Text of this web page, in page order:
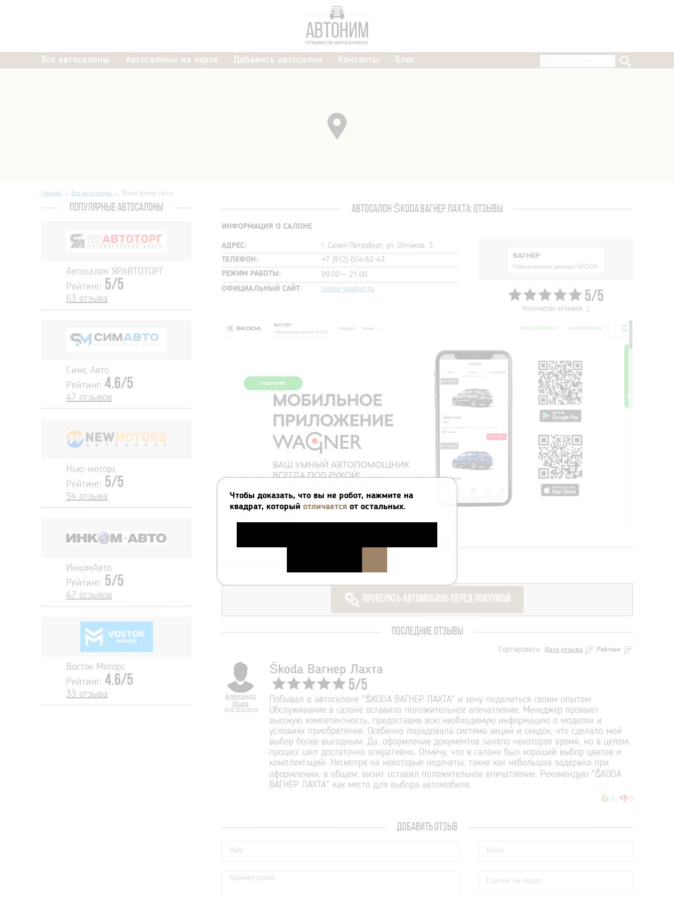
Все автосалоны Автосалоны на карте Добавить автосалон Контакты Блог
Главная Все автосалоны Škoda Вагнер Лахта
ПОПУЛЯРНЫЕ АВТОСАЛОНЫ
Автосалон ЯРАВТОТОРГ
Рейтинг: 5/5
63 отзыва
Симс Авто
Рейтинг: 4.6/5
47 отзывов
Нью-моторс
Рейтинг: 5/5
94 отзыва
ИнкомАвто
Рейтинг: 5/5
47 отзывов
Восток Моторс
Рейтинг: 4.6/5
33 отзыва
АВТОСАЛОН ŠKODA ВАГНЕР ЛАХТА: ОТЗЫВЫ
ИНФОРМАЦИЯ О САЛОНЕ
АДРЕС:
г. Санкт-Петербург, ул. Оптиков, 3
ТЕЛЕФОН:
+7 (812) 604-62-43
РЕЖИМ РАБОТЫ:
09:00 – 21:00
ОФИЦИАЛЬНЫЙ САЙТ:
skoda-wagner.ru 5/5
Количество отзывов: 1
О КОМПАНИИ
ПРОВЕРИТЬ АВТОМОБИЛЬ ПЕРЕД ПОКУПКОЙ
ПОСЛЕДНИЕ ОТЗЫВЫ
Сортировать: Дата отзыва Рейтинг
Александр
Исаев
15.06.2020 00:28
Škoda Вагнер Лахта
5/5
Побывал в автосалоне "ŠKODA ВАГНЕР ЛАХТА" и хочу поделиться своим опытом.
Обслуживание в салоне оставило положительное впечатление. Менеджер проявил
высокую компетентность, предоставив всю необходимую информацию о моделях и
условиях приобретения. Особенно порадовала система акций и скидок, что сделало мой
выбор более выгодным. Да, оформление документов заняло некоторое время, но в целом,
процесс шел достаточно оперативно. Отмечу, что в салоне был хороший выбор цветов и
комплектаций. Несмотря на некоторые недочеты, такие как небольшая задержка при
оформлении, в общем, визит оставил положительное впечатление. Рекомендую "ŠKODA
ВАГНЕР ЛАХТА" как место для выбора автомобиля.
👍 0 : 👎 0
ДОБАВИТЬ ОТЗЫВ
Чтобы доказать, что вы не робот, нажмите на
квадрат, который отличается от остальных.